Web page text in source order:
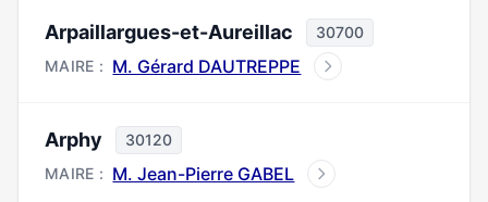
Arpaillargues-et-Aureillac
30700
MAIRE : M. Gérard DAUTREPPE
Arphy
30120
MAIRE : M. Jean-Pierre GABEL